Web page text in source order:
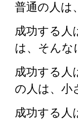
普通の人は
成功する人
は、そんな
成功する人
の人は、小
成功する人